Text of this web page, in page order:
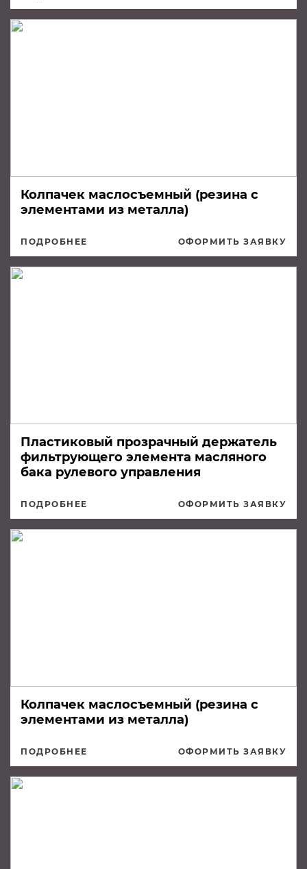
Колпачек маслосъемный (резина с
элементами из металла)
ПОДРОБНЕЕ ОФОРМИТЬ ЗАЯВКУ
Пластиковый прозрачный держатель
фильтрующего элемента масляного
бака рулевого управления
ПОДРОБНЕЕ ОФОРМИТЬ ЗАЯВКУ
Колпачек маслосъемный (резина с
элементами из металла)
ПОДРОБНЕЕ ОФОРМИТЬ ЗАЯВКУ